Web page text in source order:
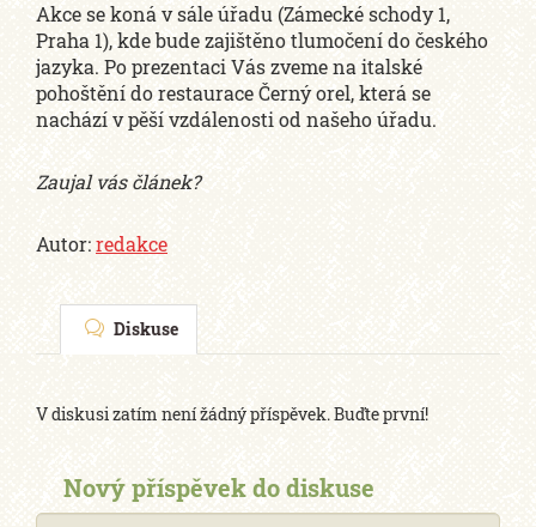
Akce se koná v sále úřadu (Zámecké schody 1,
Praha 1), kde bude zajištěno tlumočení do českého
jazyka. Po prezentaci Vás zveme na italské
pohoštění do restaurace Černý orel, která se
nachází v pěší vzdálenosti od našeho úřadu.
Zaujal vás článek?
Autor:redakce
Diskuse
V diskusi zatím není žádný příspěvek. Buďte první!
Nový příspěvek do diskuse